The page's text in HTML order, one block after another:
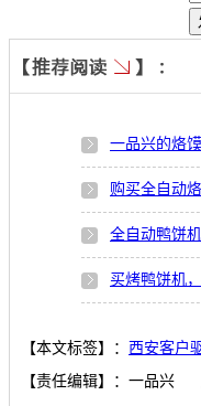
一品兴的烙
购买全自动
全自动鸭饼机
买烤鸭饼机
【本文标签】： 西安客户
【责任编辑】： 一品兴